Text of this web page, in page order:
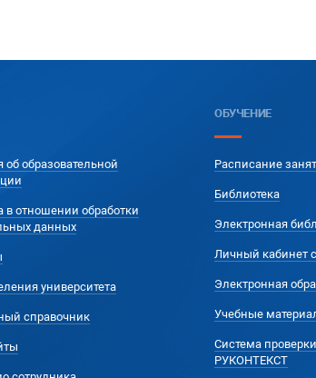
об образовательной
в отношении обработки
данных
университета
справочник
ОБУЧЕНИЕ
Расписание
Библиотека
Электронная
Личный кабинет
Электронная
Учебные
Система
РУКОНТЕКСТ